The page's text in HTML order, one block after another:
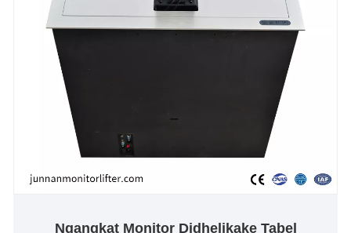
stabil mesin.
Ngangkat Monitor Didhelikake Tabel